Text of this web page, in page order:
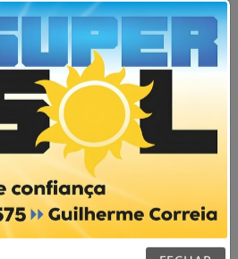
AGORA AO VIVO
do PT mais uma
sociais em Medeiros